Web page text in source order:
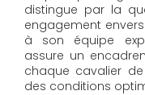
distingue par la
engagement
à son équipe
assure un
chaque cavalier
des conditions